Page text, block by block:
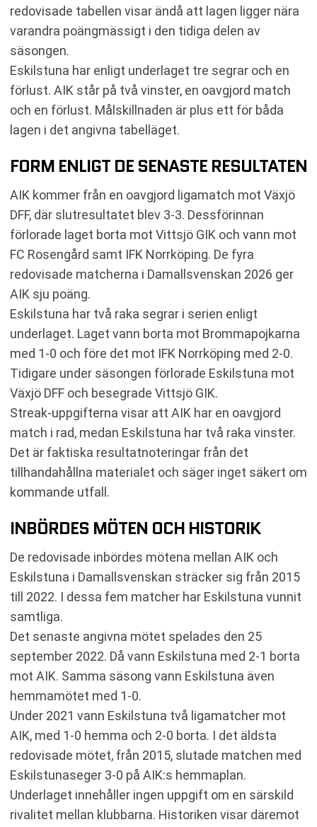
redovisade tabellen visar ändå att lagen ligger nära
varandra poängmässigt i den tidiga delen av
säsongen.
Eskilstuna har enligt underlaget tre segrar och en
förlust. AIK står på två vinster, en oavgjord match
och en förlust. Målskillnaden är plus ett för båda
lagen i det angivna tabelläget.
FORM ENLIGT DE SENASTE RESULTATEN
AIK kommer från en oavgjord ligamatch mot Växjö
DFF, där slutresultatet blev 3-3. Dessförinnan
förlorade laget borta mot Vittsjö GIK och vann mot
FC Rosengård samt IFK Norrköping. De fyra
redovisade matcherna i Damallsvenskan 2026 ger
AIK sju poäng.
Eskilstuna har två raka segrar i serien enligt
underlaget. Laget vann borta mot Brommapojkarna
med 1-0 och före det mot IFK Norrköping med 2-0.
Tidigare under säsongen förlorade Eskilstuna mot
Växjö DFF och besegrade Vittsjö GIK.
Streak-uppgifterna visar att AIK har en oavgjord
match i rad, medan Eskilstuna har två raka vinster.
Det är faktiska resultatnoteringar från det
tillhandahållna materialet och säger inget säkert om
kommande utfall.
INBÖRDES MÖTEN OCH HISTORIK
De redovisade inbördes mötena mellan AIK och
Eskilstuna i Damallsvenskan sträcker sig från 2015
till 2022. I dessa fem matcher har Eskilstuna vunnit
samtliga.
Det senaste angivna mötet spelades den 25
september 2022. Då vann Eskilstuna med 2-1 borta
mot AIK. Samma säsong vann Eskilstuna även
hemmamötet med 1-0.
Under 2021 vann Eskilstuna två ligamatcher mot
AIK, med 1-0 hemma och 2-0 borta. I det äldsta
redovisade mötet, från 2015, slutade matchen med
Eskilstunaseger 3-0 på AIK:s hemmaplan.
Underlaget innehåller ingen uppgift om en särskild
rivalitet mellan klubbarna. Historiken visar däremot